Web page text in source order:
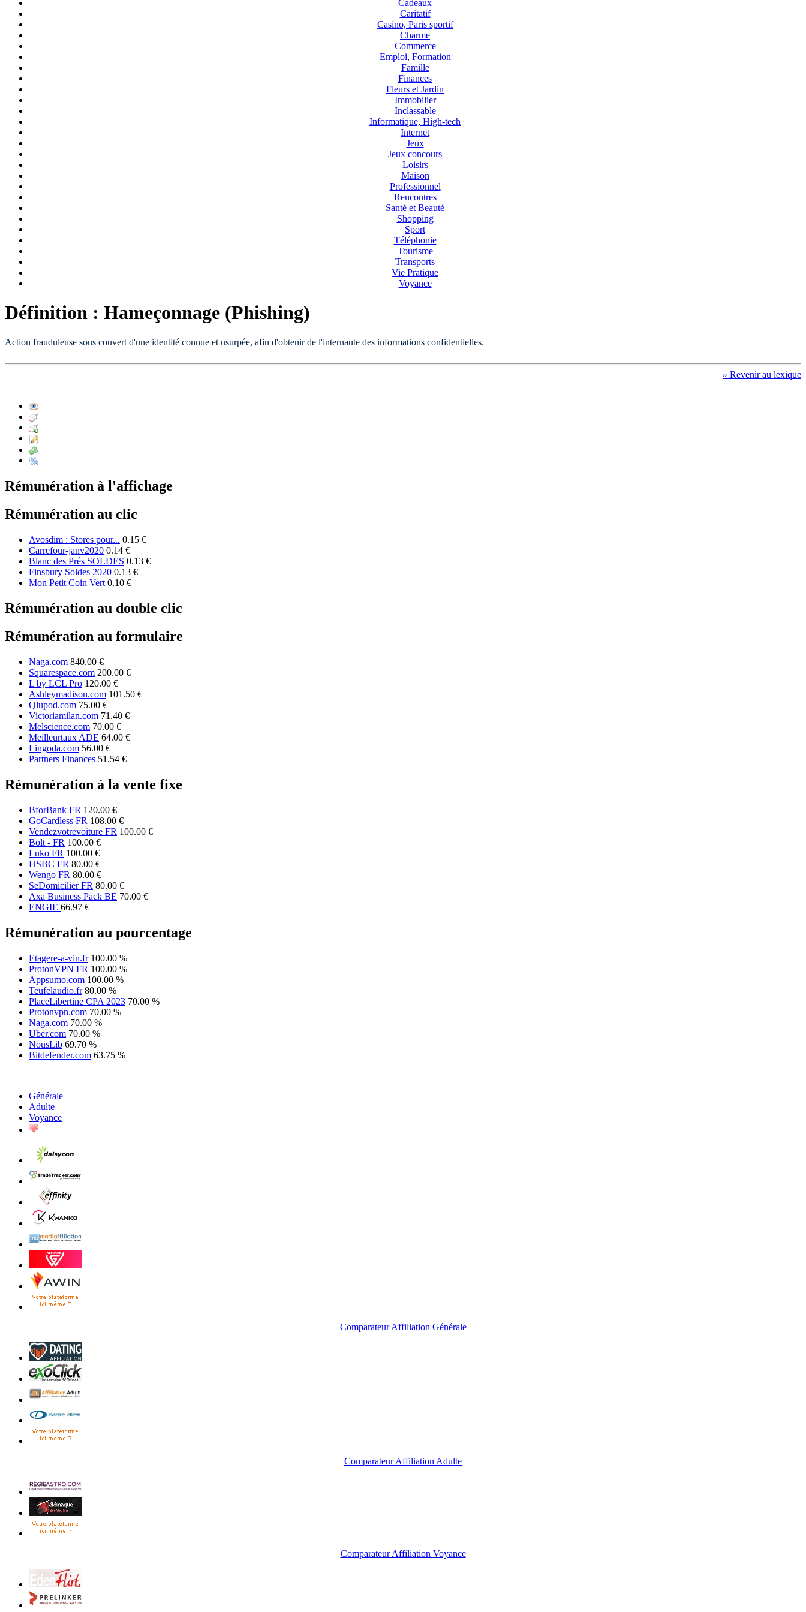
Cadeaux
Caritatif
Casino, Paris sportif
Charme
Commerce
Emploi, Formation
Famille
Finances
Fleurs et Jardin
Immobilier
Inclassable
Informatique, High-tech
Internet
Jeux
Jeux concours
Loisirs
Maison
Professionnel
Rencontres
Santé et Beauté
Shopping
Sport
Téléphonie
Tourisme
Transports
Vie Pratique
Voyance
Définition : Hameçonnage (Phishing)
Action frauduleuse sous couvert d'une identité connue et usurpée, afin d'obtenir de l'internaute des informations confidentielles.
» Revenir au lexique
Rémunération à l'affichage
Rémunération au clic
Avosdim : Stores pour... 0.15 €
Carrefour-janv2020 0.14 €
Blanc des Prés SOLDES 0.13 €
Finsbury Soldes 2020 0.13 €
Mon Petit Coin Vert 0.10 €
Rémunération au double clic
Rémunération au formulaire
Naga.com 840.00 €
Squarespace.com 200.00 €
L by LCL Pro 120.00 €
Ashleymadison.com 101.50 €
Qlupod.com 75.00 €
Victoriamilan.com 71.40 €
Melscience.com 70.00 €
Meilleurtaux ADE 64.00 €
Lingoda.com 56.00 €
Partners Finances 51.54 €
Rémunération à la vente fixe
BforBank FR 120.00 €
GoCardless FR 108.00 €
Vendezvotrevoiture FR 100.00 €
Bolt - FR 100.00 €
Luko FR 100.00 €
HSBC FR 80.00 €
Wengo FR 80.00 €
SeDomicilier FR 80.00 €
Axa Business Pack BE 70.00 €
ENGIE 66.97 €
Rémunération au pourcentage
Etagere-a-vin.fr 100.00 %
ProtonVPN FR 100.00 %
Appsumo.com 100.00 %
Teufelaudio.fr 80.00 %
PlaceLibertine CPA 2023 70.00 %
Protonvpn.com 70.00 %
Naga.com 70.00 %
Uber.com 70.00 %
NousLib 69.70 %
Bitdefender.com 63.75 %
Générale
Adulte
Voyance
Comparateur Affiliation Générale
Comparateur Affiliation Adulte
Comparateur Affiliation Voyance